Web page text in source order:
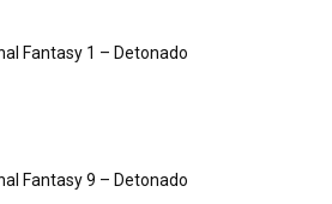
Fantasy 1 – Detonado
Fantasy 9 – Detonado